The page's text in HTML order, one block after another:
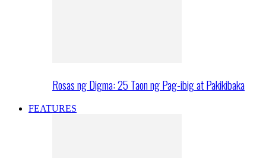
Rosas ng Digma: 25 Taon ng Pag-ibig at Pakikibaka
FEATURES